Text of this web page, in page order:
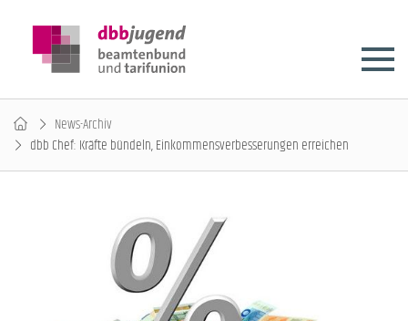
News-Archiv
dbb Chef: Kräfte bündeln, Einkommensverbesserungen erreichen